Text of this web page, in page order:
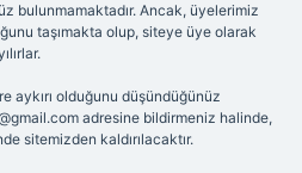
bulunmamaktadır. Ancak, üyelerimiz
taşımakta olup, siteye üye olarak
aykırı olduğunu düşündüğünüz
adresine bildirmeniz halinde,
sitemizden kaldırılacaktır.